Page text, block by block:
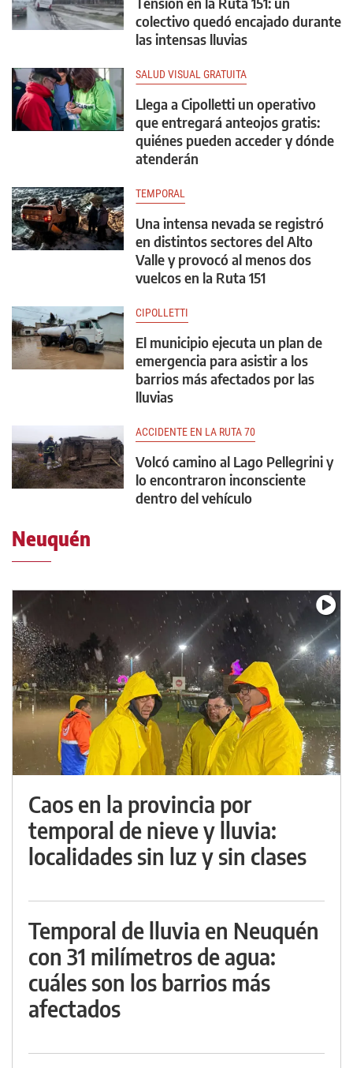
colectivo quedó encajado durante
las intensas lluvias
SALUD VISUAL GRATUITA
Llega a Cipolletti un operativo
que entregará anteojos gratis:
quiénes pueden acceder y dónde
atenderán
TEMPORAL
Una intensa nevada se registró
en distintos sectores del Alto
Valle y provocó al menos dos
vuelcos en la Ruta 151
CIPOLLETTI
El municipio ejecuta un plan de
emergencia para asistir a los
barrios más afectados por las
lluvias
ACCIDENTE EN LA RUTA 70
Volcó camino al Lago Pellegrini y
lo encontraron inconsciente
dentro del vehículo
Neuquén
Caos en la provincia por
temporal de nieve y lluvia:
localidades sin luz y sin clases
Temporal de lluvia en Neuquén
con 31 milímetros de agua:
cuáles son los barrios más
afectados